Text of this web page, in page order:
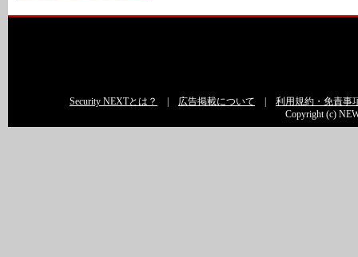
Security NEXTとは？ 広告掲載について
利用規約・免責事
Copyright (c)